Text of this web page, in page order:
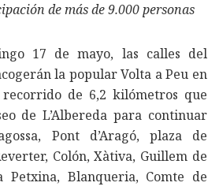
de más de 9.000 personas
17 de mayo, las calles del
la popular Volta a Peu en
recorrido de 6,2 kilómetros que
de L’Albereda para continuar
Pont d’Aragó, plaza de
Colón, Xàtiva, Guillem de
Petxina, Blanqueria, Comte de